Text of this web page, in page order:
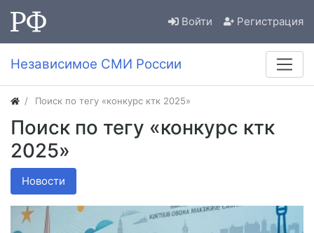
Войти Регистрация
Независимое СМИ России
Поиск по тегу «конкурс ктк 2025»
Поиск по тегу «конкурс ктк
2025»
Новости